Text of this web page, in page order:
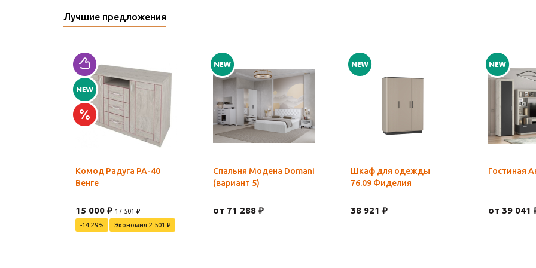
Лучшие предложения
Комод Радуга РА-40
Венге
15 000 ₽ 17 501 ₽
-14.29%
Экономия 2 501 ₽
Спальня Модена Domani
(вариант 5)
от 71 288 ₽
Шкаф для одежды
76.09 Фиделия
38 921 ₽
Гостиная
от 39 041